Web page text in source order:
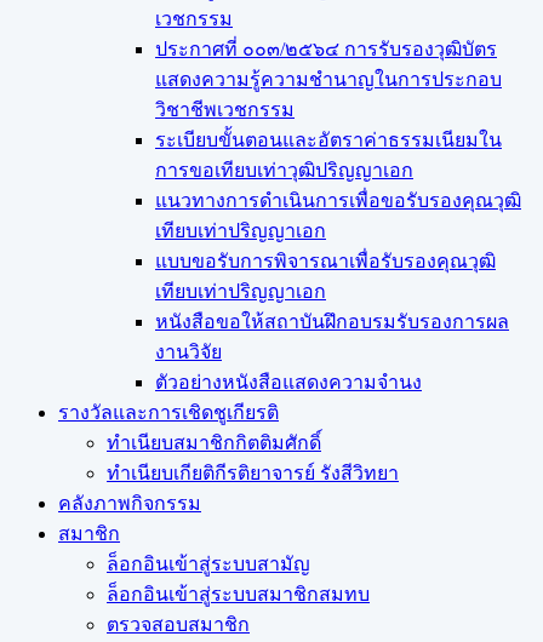
เวชกรรม
ประกาศที่ ๐๐๓/๒๕๖๔ การรับรองวุฒิบัตร
แสดงความรู้ความชำนาญในการประกอบ
วิชาชีพเวชกรรม
ระเบียบขั้นตอนและอัตราค่าธรรมเนียมใน
การขอเทียบเท่าวุฒิปริญญาเอก
แนวทางการดำเนินการเพื่อขอรับรองคุณวุฒิ
เทียบเท่าปริญญาเอก
แบบขอรับการพิจารณาเพื่อรับรองคุณวุฒิ
เทียบเท่าปริญญาเอก
หนังสือขอให้สถาบันฝึกอบรมรับรองการผล
งานวิจัย
ตัวอย่างหนังสือแสดงความจำนง
รางวัลและการเชิดชูเกียรติ
ทำเนียบสมาชิกกิตติมศักดิ์
ทำเนียบเกียติกีรติยาจารย์ รังสีวิทยา
คลังภาพกิจกรรม
สมาชิก
ล็อกอินเข้าสู่ระบบสามัญ
ล็อกอินเข้าสู่ระบบสมาชิกสมทบ
ตรวจสอบสมาชิก